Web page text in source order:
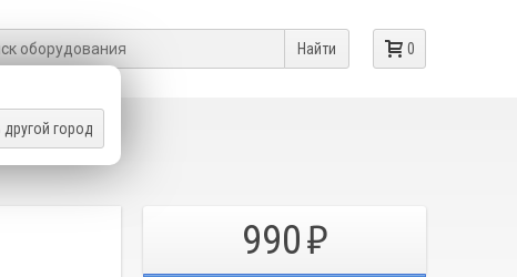
другой город
Найти 0
990